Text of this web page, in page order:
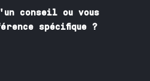
conseil ou vous
spécifique ?